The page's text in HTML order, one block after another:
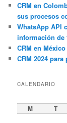
CRM en
sus procesos
WhatsApp API
información de
CRM en
CRM 2024 para
CALENDARIO
M T